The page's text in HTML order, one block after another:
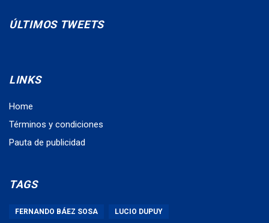
ÚLTIMOS TWEETS
LINKS
Home
Términos y condiciones
Pauta de publicidad
TAGS
FERNANDO BÁEZ SOSA LUCIO DUPUY